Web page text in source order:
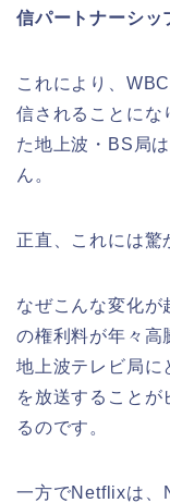
信パートナーシッ
これにより、
信されることにな
た地上波・BS局
ん。
正直、これには驚
なぜこんな変化が
の権利料が年々高
地上波テレビ局に
を放送することが
るのです。
一方でNetflixは、